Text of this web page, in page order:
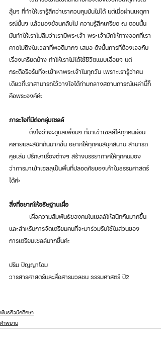
ลุ้นๆ ที่ทำให้เรารู้สึกว่าเราควบคุมมันไม่ได้ แต่เมื่อผ่านเหตุกา
รณ์นั้นๆ แล้วมองย้อนกลับไป ความรู้สึกเครียด ณ ตอนนั้น
มันทำให้เราไม่ลืมว่าเรามีพระเจ้า พระเจ้ามักให้ทางออกที่เรา
คาดไม่ถึงในเวลาที่พอดีมากๆ เสมอ ดังนั้นการที่ต้องเจอกับ
เรื่องเครียดบ้าง ทำให้เราไม่ได้ใช้ชีวิตแบบเฉื่อยๆ แต่
กระตือรือร้นที่จะเข้าหาพระเจ้าในทุกวัน เพราะเรารู้ว่าคน
เดียวที่เราสามารถไว้วางใจได้ท่ามกลางสถานการณ์เหล่านี้ก็
คือพระองค์ค่ะ
ภาระใจที่มีต่อกลุ่มเซลล์
คลายและสนิทกันมากขึ้น อยากให้ทุกคนสนุกสนาน สามารถ
คุยเล่น ปรึกษาเรื่องต่างๆ สร้างบรรยากาศให้ทุกคนมอง
ว่าการมาเข้าเซลลฺเป็นพื้นที่ปลอดภัยของเค้าในธรรมศาสตร์
ได้ค่ะ
สิ่งที่อยากให้อธิษฐานเผื่อ
และสำหรับการจัดเตรียมคนที่จะมาร่วมรับใช้ในส่วนของ
การเตรียมเซลล์มากขึ้นค่ะ
ปริม ปัญญาโฉม
วารสารศาสตร์และสื่อสารมวลชน ธรรมศาสตร์ ปี2
พันธกิจนักศึกษา
คำพยาน